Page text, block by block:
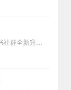
【更新频率】专辑共380集，已完结，点击右上角订阅按钮，VIP免费听！【社群福利】2024熊猫君听书社群全新升级，欢迎熊猫君的粉丝听友们入群交流，更多新鲜玩法和...